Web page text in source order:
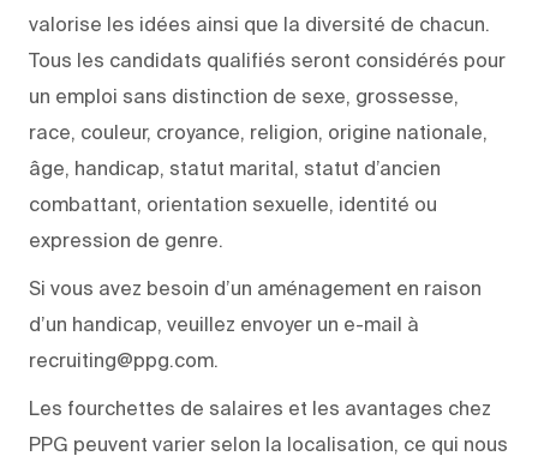
valorise les idées ainsi que la diversité de chacun.
Tous les candidats qualifiés seront considérés pour
un emploi sans distinction de sexe, grossesse,
race, couleur, croyance, religion, origine nationale,
âge, handicap, statut marital, statut d’ancien
combattant, orientation sexuelle, identité ou
expression de genre.
Si vous avez besoin d’un aménagement en raison
d’un handicap, veuillez envoyer un e-mail à
recruiting@ppg.com.
Les fourchettes de salaires et les avantages chez
PPG peuvent varier selon la localisation, ce qui nous